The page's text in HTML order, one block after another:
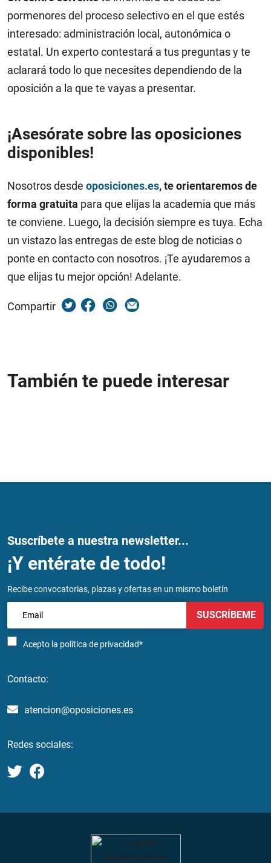
pormenores del proceso selectivo en el que estés
interesado: administración local, autonómica o
estatal. Un experto contestará a tus preguntas y te
aclarará todo lo que necesites dependiendo de la
oposición a la que te vayas a presentar.
¡Asesórate sobre las oposiciones
disponibles!
Nosotros desde oposiciones.es, teorientaremos de
forma gratuita para que elijas la academia que más
te conviene. Luego, la decisión siempre es tuya. Echa
un vistazo las entregas de este blog de noticias o
ponte en contacto con nosotros. ¡Te ayudaremos a
que elijas tu mejor opción! Adelante.
Compartir
También te puede interesar
Suscríbete a nuestra newsletter...
¡Y entérate de todo!
Recibe convocatorias, plazas y ofertas en un mismo boletín
Acepto la política de privacidad*
SUSCRÍBEME
Contacto:
atencion@oposiciones.es
Redes sociales: